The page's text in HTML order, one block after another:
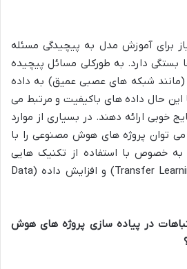
برای آموزش مدل به پیچیدگی مسئله
بستگی دارد. به طورکلی مسائل پیچیده
شبکه های عصبی عمیق) به داده
این حال داده های باکیفیت و مرتبط می
خوبی ارائه دهند. در بسیاری از موارد
توان پروژه های هوش مصنوعی را با
به خصوص با استفاده از تکنیک هایی
مانند یادگیری انتقال (Transfer Learning) و افزایش داده (Data
در پیاده سازی پروژه های هوش